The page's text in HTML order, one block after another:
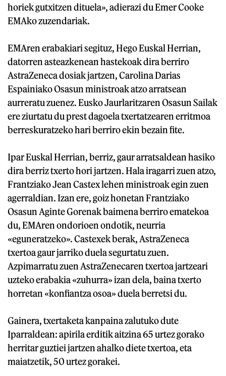
horiek gutxitzen dituela», adierazi du Emer Cooke
EMAko zuzendariak.
EMAren erabakiari segituz, Hego Euskal Herrian,
datorren asteazkenean hastekoak dira berriro
AstraZeneca dosiak jartzen, Carolina Darias
Espainiako Osasun ministroak atzo arratsean
aurreratu zuenez. Eusko Jaurlaritzaren Osasun Sailak
ere ziurtatu du prest dagoela txertatzearen erritmoa
berreskuratzeko hari berriro ekin bezain fite.
Ipar Euskal Herrian, berriz, gaur arratsaldean hasiko
dira berriz txerto hori jartzen. Hala iragarri zuen atzo,
Frantziako Jean Castex lehen ministroak egin zuen
agerraldian. Izan ere, goiz honetan Frantziako
Osasun Aginte Gorenak baimena berriro ematekoa
du, EMAren ondorioen ondotik, neurria
«eguneratzeko». Castexek berak, AstraZeneca
txertoa gaur jarriko duela segurtatu zuen.
Azpimarratu zuen AstraZenecaren txertoa jartzeari
uzteko erabakia «zuhurra» izan dela, baina txerto
horretan «konfiantza osoa» duela berretsi du.
Gainera, txertaketa kanpaina zalutuko dute
Iparraldean: apirila erditik aitzina 65 urtez gorako
herritar guztiei jartzen ahalko diete txertoa, eta
maiatzetik, 50 urtez gorakei.